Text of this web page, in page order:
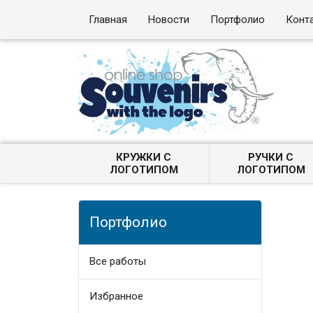
Главная Новости Портфолио
КРУЖКИ С
ЛОГОТИПОМ
РУЧКИ С
ЛОГОТИПОМ
Портфолио
Все работы
Избранное